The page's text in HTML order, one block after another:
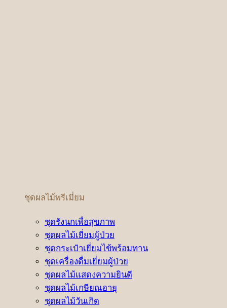
ชุดผลไม้พรีเมี่ยม
ชุดรังนกเพื่อสุขภาพ
ชุดผลไม้เยี่ยมผู้ป่วย
ชุดกระเป๋าเยี่ยมไข้พร้อมทาน
ชุดเครื่องดื่มเยี่ยมผู้ป่วย
ชุดผลไม้แสดงความยินดี
ชุดผลไม้เกษียณอายุ
ชุดผลไม้วันเกิด